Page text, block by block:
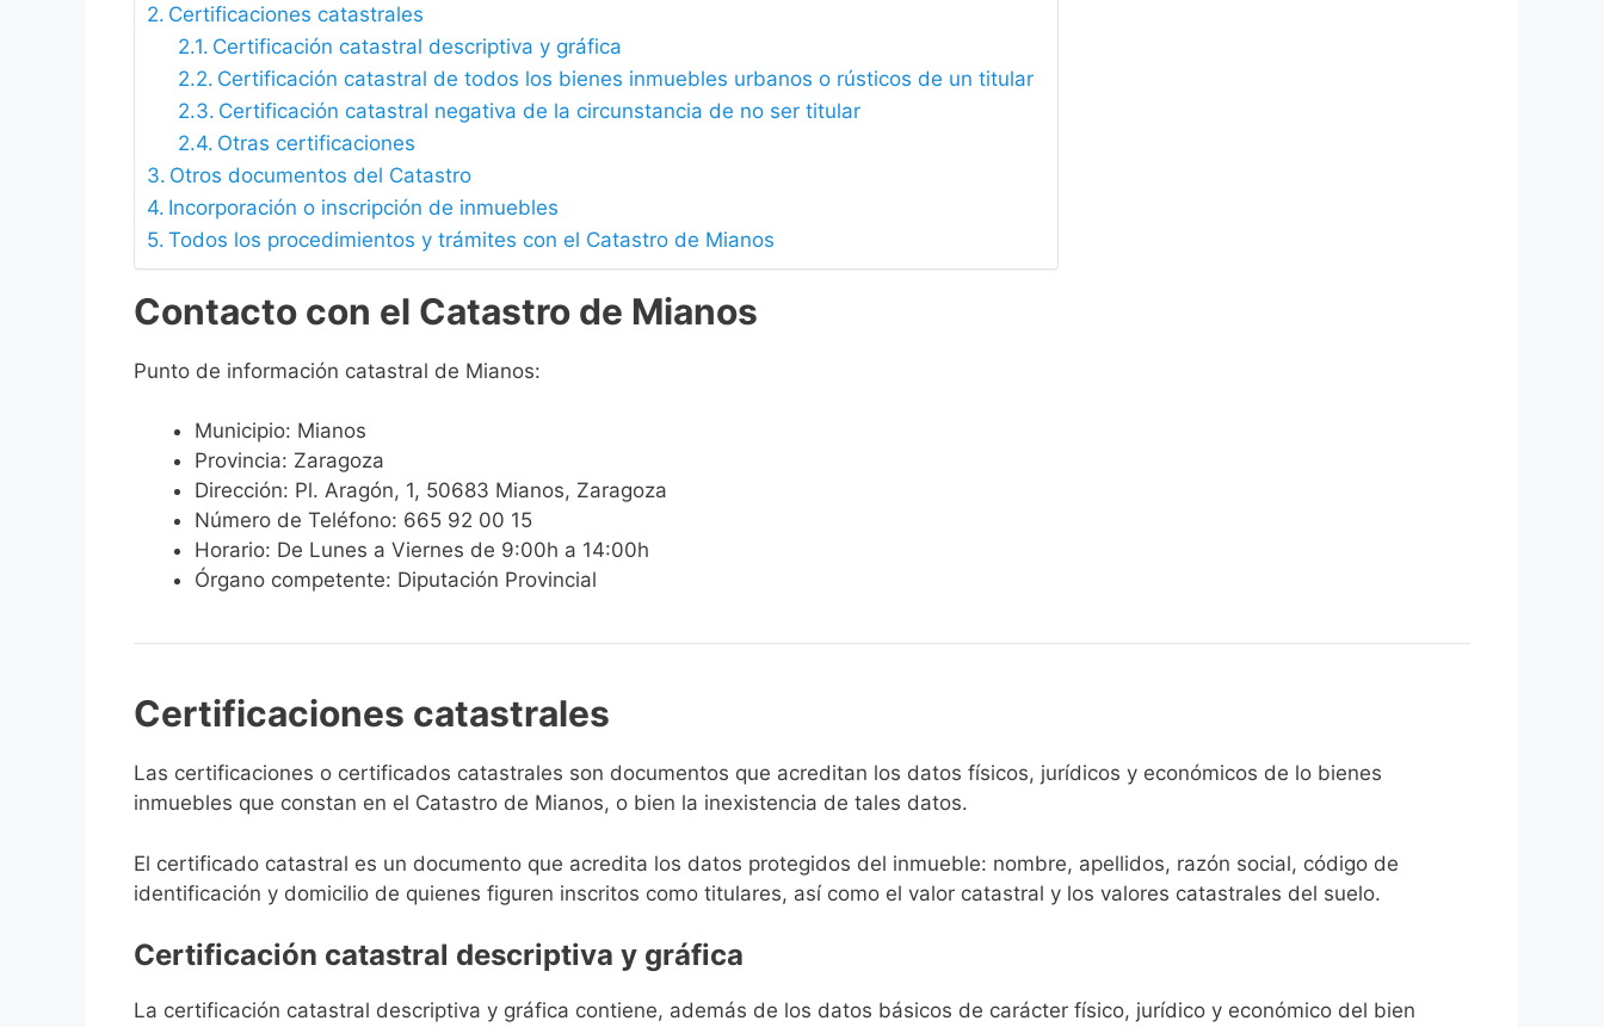
Certificaciones catastrales
Certificación catastral descriptiva y gráfica
Certificación catastral de todos los bienes inmuebles urbanos o rústicos de un titular
Certificación catastral negativa de la circunstancia de no ser titular
Otras certificaciones
Otros documentos del Catastro
Incorporación o inscripción de inmuebles
Todos los procedimientos y trámites con el Catastro de Mianos
Contacto con el Catastro de Mianos
Punto de información catastral de Mianos:
Municipio: Mianos
Provincia: Zaragoza
Dirección: Pl. Aragón, 1, 50683 Mianos, Zaragoza
Número de Teléfono: 665 92 00 15
Horario: De Lunes a Viernes de 9:00h a 14:00h
Órgano competente: Diputación Provincial
Certificaciones catastrales
Las certificaciones o certificados catastrales son documentos que acreditan los datos físicos, jurídicos y económicos de lo bienes
inmuebles que constan en el Catastro de Mianos, o bien la inexistencia de tales datos.
El certificado catastral es un documento que acredita los datos protegidos del inmueble: nombre, apellidos, razón social, código de
identificación y domicilio de quienes figuren inscritos como titulares, así como el valor catastral y los valores catastrales del suelo.
Certificación catastral descriptiva y gráfica
La certificación catastral descriptiva y gráfica contiene, además de los datos básicos de carácter físico, jurídico y económico del bien